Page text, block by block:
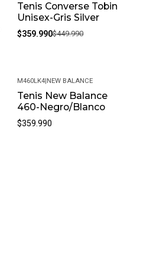
-20%
Tenis Converse Tobin
Unisex-Gris Silver
$359.990$449.990
M460LK4|NEW BALANCE
Tenis New Balance
460-Negro/Blanco
$359.990